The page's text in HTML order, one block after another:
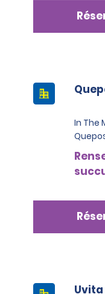
In The
Uvita